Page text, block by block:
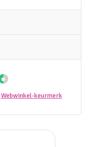
Webwinkel-keurmerk